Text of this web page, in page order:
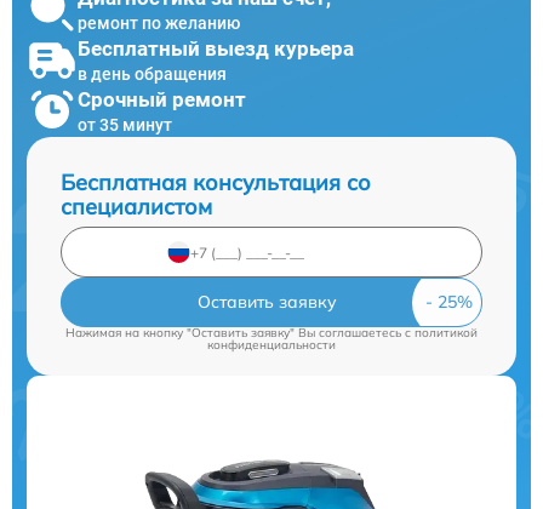
ремонт по желанию
Бесплатный выезд курьера
в день обращения
Срочный ремонт
от 35 минут
Бесплатная консультация со
специалистом
Оставить заявку
Нажимая на кнопку "Оставить заявку" Вы соглашаетесь cполитикой
конфиденциальности